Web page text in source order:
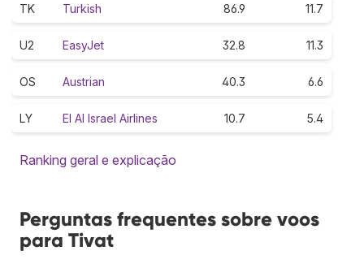
TK Turkish 86.9 11.7
U2 EasyJet 32.8 11.3
OS Austrian 40.3 6.6
LY El Al Israel Airlines 10.7 5.4
Ranking geral e explicação
Perguntas frequentes sobre voos
para Tivat